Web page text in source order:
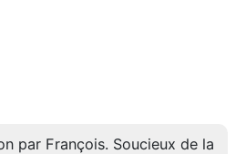
par François. Soucieux de la